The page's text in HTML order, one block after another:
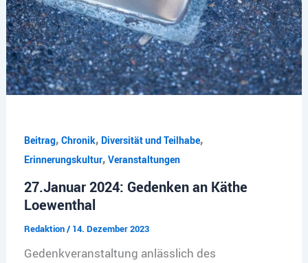
Beitrag, Chronik, Diversität und Teilhabe,
Erinnerungskultur, Veranstaltungen
27.Januar 2024: Gedenken an Käthe
Loewenthal
Redaktion/ 14. Dezember 2023
Gedenkveranstaltung anlässlich des